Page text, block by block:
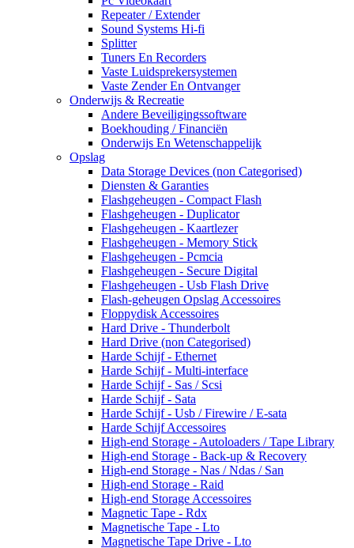
Repeater / Extender
Sound Systems Hi-fi
Splitter
Tuners En Recorders
Vaste Luidsprekersystemen
Vaste Zender En Ontvanger
Onderwijs & Recreatie
Andere Beveiligingssoftware
Boekhouding / Financiën
Onderwijs En Wetenschappelijk
Opslag
Data Storage Devices (non Categorised)
Diensten & Garanties
Flashgeheugen - Compact Flash
Flashgeheugen - Duplicator
Flashgeheugen - Kaartlezer
Flashgeheugen - Memory Stick
Flashgeheugen - Pcmcia
Flashgeheugen - Secure Digital
Flashgeheugen - Usb Flash Drive
Flash-geheugen Opslag Accessoires
Floppydisk Accessoires
Hard Drive - Thunderbolt
Hard Drive (non Categorised)
Harde Schijf - Ethernet
Harde Schijf - Multi-interface
Harde Schijf - Sas / Scsi
Harde Schijf - Sata
Harde Schijf - Usb / Firewire / E-sata
Harde Schijf Accessoires
High-end Storage - Autoloaders / Tape Library
High-end Storage - Back-up & Recovery
High-end Storage - Nas / Ndas / San
High-end Storage - Raid
High-end Storage Accessoires
Magnetic Tape - Rdx
Magnetische Tape - Lto
Magnetische Tape Drive - Lto